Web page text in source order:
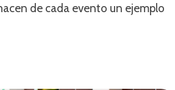
de cada evento un ejemplo